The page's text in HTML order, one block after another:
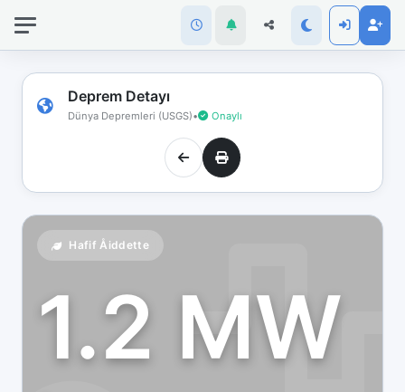
Deprem Detayı
Dünya Depremleri (USGS)• Onaylı
Hafif Åiddette
1.2 MW
bağlantınız
koptu!
Çevrimdışı
moddasınız.